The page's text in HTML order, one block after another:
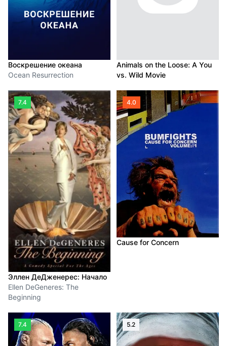
Воскрешение океана
Ocean Resurrection
Animals on the Loose: A You
vs. Wild Movie
7.4
Эллен ДеДженерес: Начало
Ellen DeGeneres: The
Beginning
4.0
Cause for Concern
7.4 5.2